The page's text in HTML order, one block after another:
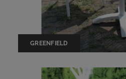
GREENFIELD